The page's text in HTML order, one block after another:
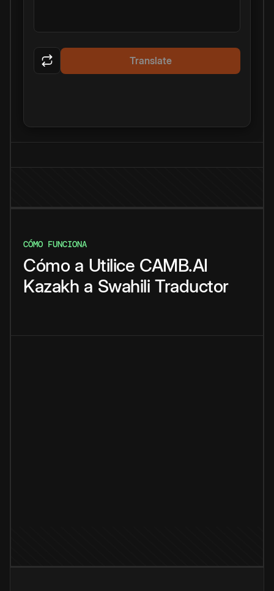
Translate
CÓMO FUNCIONA
Cómo a Utilice CAMB.AI
Kazakh a Swahili Traductor